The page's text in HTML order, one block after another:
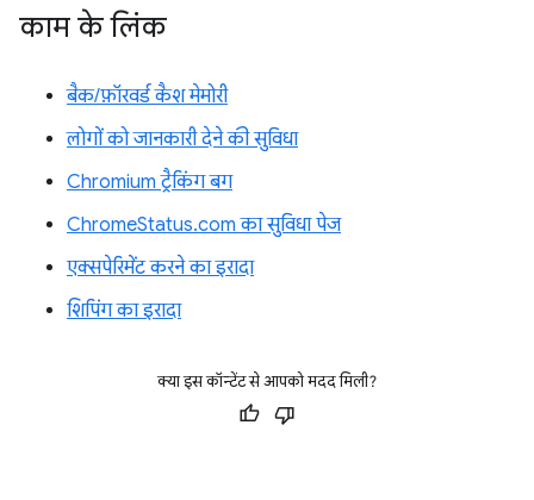
काम के लिंक
बैक/फ़ॉरवर्ड कैश मेमोरी
लोगों को जानकारी देने की सुविधा
Chromium ट्रैकिंग बग
ChromeStatus.com का सुविधा पेज
एक्सपेरिमेंट करने का इरादा
शिपिंग का इरादा
क्या इस कॉन्टेंट से आपको मदद मिली?